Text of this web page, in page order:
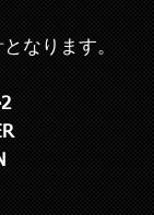
なります。